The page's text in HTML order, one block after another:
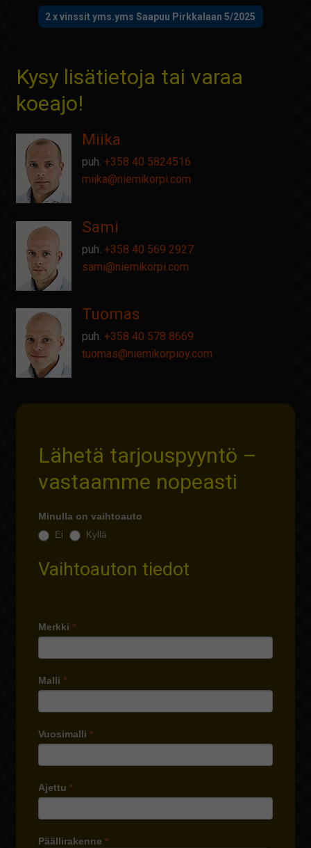
2 x vinssit yms.yms Saapuu Pirkkalaan 5/2025
Kysy lisätietoja tai varaa
koeajo!
Miika
puh. +358 40 5824516
miika@niemikorpi.com
Sami
puh. +358 40 569 2927
sami@niemikorpi.com
Tuomas
puh. +358 40 578 8669
tuomas@niemikorpioy.com
Lähetä tarjouspyyntö –
vastaamme nopeasti
Minulla on vaihtoauto
Ei Kyllä
Vaihtoauton tiedot
Merkki *
Malli *
Vuosimalli *
Ajettu *
Päällirakenne *